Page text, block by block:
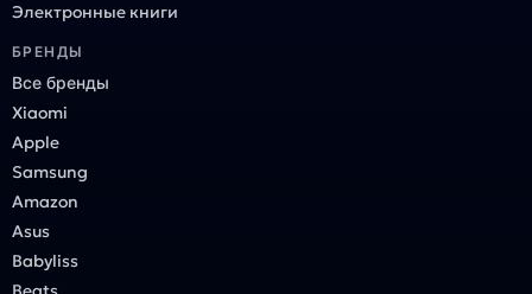
Электронные книги
БРЕНДЫ
Все бренды
Xiaomi
Apple
Samsung
Amazon
Asus
Babyliss